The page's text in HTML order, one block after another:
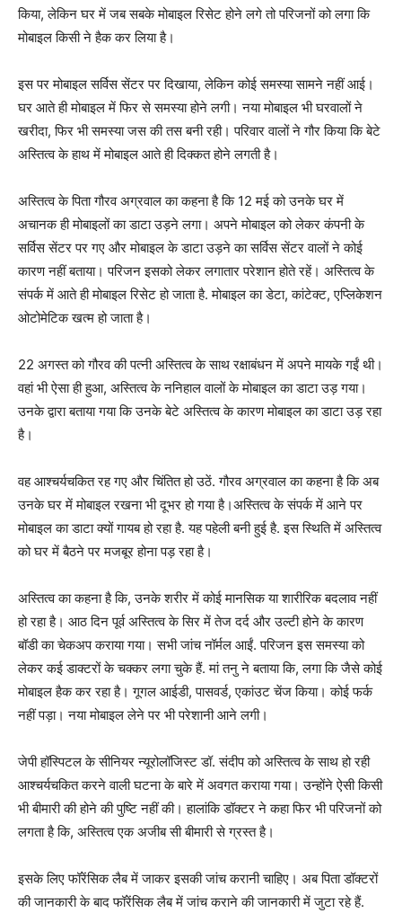
किया, लेकिन घर में जब सबके मोबाइल रिसेट होने लगे तो परिजनों को लगा कि
मोबाइल किसी ने हैक कर लिया है।
इस पर मोबाइल सर्विस सेंटर पर दिखाया, लेकिन कोई समस्या सामने नहीं आई।
घर आते ही मोबाइल में फिर से समस्या होने लगी। नया मोबाइल भी घरवालों ने
खरीदा, फिर भी समस्या जस की तस बनी रही। परिवार वालों ने गौर किया कि बेटे
अस्तित्व के हाथ में मोबाइल आते ही दिक्कत होने लगती है।
अस्तित्व के पिता गौरव अग्रवाल का कहना है कि 12 मई को उनके घर में
अचानक ही मोबाइलों का डाटा उड़ने लगा। अपने मोबाइल को लेकर कंपनी के
सर्विस सेंटर पर गए और मोबाइल के डाटा उड़ने का सर्विस सेंटर वालों ने कोई
कारण नहीं बताया। परिजन इसको लेकर लगातार परेशान होते रहें। अस्तित्व के
संपर्क में आते ही मोबाइल रिसेट हो जाता है. मोबाइल का डेटा, कांटेक्ट, एप्लिकेशन
ओटोमेटिक खत्म हो जाता है।
22 अगस्त को गौरव की पत्नी अस्तित्व के साथ रक्षाबंधन में अपने मायके गईं थी।
वहां भी ऐसा ही हुआ, अस्तित्व के ननिहाल वालों के मोबाइल का डाटा उड़ गया।
उनके द्वारा बताया गया कि उनके बेटे अस्तित्व के कारण मोबाइल का डाटा उड़ रहा
है।
वह आश्चर्यचकित रह गए और चिंतित हो उठें. गौरव अग्रवाल का कहना है कि अब
उनके घर में मोबाइल रखना भी दूभर हो गया है।अस्तित्व के संपर्क में आने पर
मोबाइल का डाटा क्यों गायब हो रहा है. यह पहेली बनी हुई है. इस स्थिति में अस्तित्व
को घर में बैठने पर मजबूर होना पड़ रहा है।
अस्तित्व का कहना है कि, उनके शरीर में कोई मानसिक या शारीरिक बदलाव नहीं
हो रहा है। आठ दिन पूर्व अस्तित्व के सिर में तेज दर्द और उल्टी होने के कारण
बॉडी का चेकअप कराया गया। सभी जांच नॉर्मल आईं. परिजन इस समस्या को
लेकर कई डाक्टरों के चक्कर लगा चुके हैं. मां तनु ने बताया कि, लगा कि जैसे कोई
मोबाइल हैक कर रहा है। गूगल आईडी, पासवर्ड, एकांउट चेंज किया। कोई फर्क
नहीं पड़ा। नया मोबाइल लेने पर भी परेशानी आने लगी।
जेपी हॉस्पिटल के सीनियर न्यूरोलॉजिस्ट डॉ. संदीप को अस्तित्व के साथ हो रही
आश्चर्यचकित करने वाली घटना के बारे में अवगत कराया गया। उन्होंने ऐसी किसी
भी बीमारी की होने की पुष्टि नहीं की। हालांकि डॉक्टर ने कहा फिर भी परिजनों को
लगता है कि, अस्तित्व एक अजीब सी बीमारी से ग्रस्त है।
इसके लिए फॉरेंसिक लैब में जाकर इसकी जांच करानी चाहिए। अब पिता डॉक्टरों
की जानकारी के बाद फॉरेंसिक लैब में जांच कराने की जानकारी में जुटा रहे हैं.